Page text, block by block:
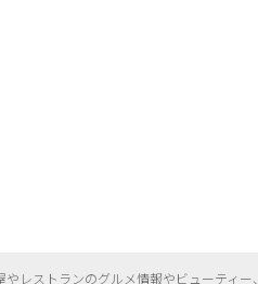
レストランのグルメ情報やビューティー、